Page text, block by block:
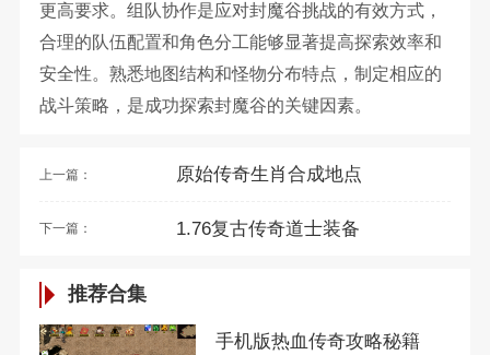
更高要求。组队协作是应对封魔谷挑战的有效方式，
合理的队伍配置和角色分工能够显著提高探索效率和
安全性。熟悉地图结构和怪物分布特点，制定相应的
战斗策略，是成功探索封魔谷的关键因素。
上一篇： 原始传奇生肖合成地点
下一篇： 1.76复古传奇道士装备
推荐合集
手机版热血传奇攻略秘籍